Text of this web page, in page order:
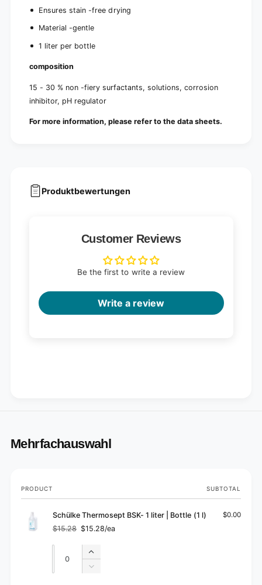
Ensures stain -free drying
Material -gentle
1 liter per bottle
composition
15 - 30 % non -fiery surfactants, solutions, corrosion
inhibitor, pH regulator
For more information, please refer to the data sheets.
Produktbewertungen
Customer Reviews
Be the first to write a review
Write a review
Mehrfachauswahl
Your
cart
PRODUCT SUBTOTAL
Schülke Thermosept BSK- 1 liter | Bottle (1 l)
Regular
price
$15.28
Sale
price
$15.28/ea
$0.00
Increase
quantity
Decrease